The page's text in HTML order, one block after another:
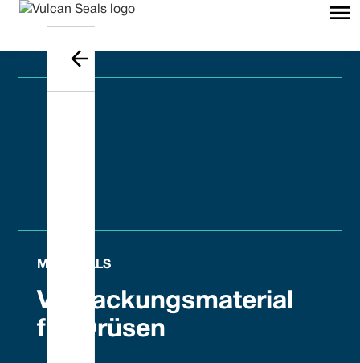
MATERIALS
Verpackungsmaterial
für Drüsen